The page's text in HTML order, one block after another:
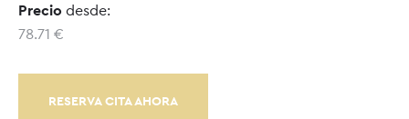
Precio desde:
78.71 €
RESERVA CITA AHORA